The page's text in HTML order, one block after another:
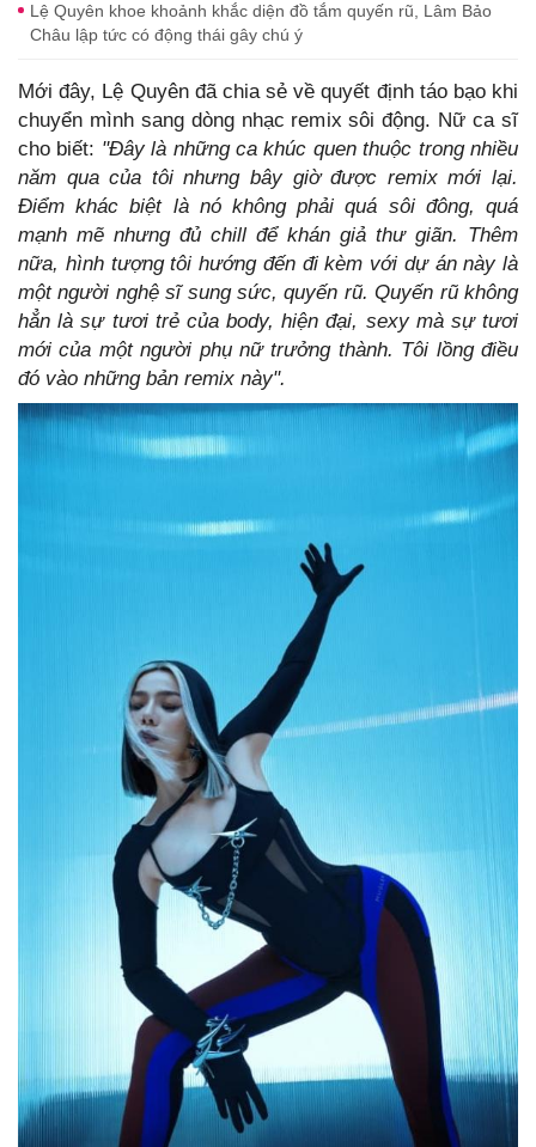
Lệ Quyên khoe khoảnh khắc diện đồ tắm quyến rũ, Lâm Bảo
Châu lập tức có động thái gây chú ý
Mới đây, Lệ Quyên đã chia sẻ về quyết định táo bạo khi
chuyển mình sang dòng nhạc remix sôi động. Nữ ca sĩ
cho biết: "Đây là những ca khúc quen thuộc trong nhiều
năm qua của tôi nhưng bây giờ được remix mới lại.
Điểm khác biệt là nó không phải quá sôi đông, quá
mạnh mẽ nhưng đủ chill để khán giả thư giãn. Thêm
nữa, hình tượng tôi hướng đến đi kèm với dự án này là
một người nghệ sĩ sung sức, quyến rũ. Quyến rũ không
hẳn là sự tươi trẻ của body, hiện đại, sexy mà sự tươi
mới của một người phụ nữ trưởng thành. Tôi lồng điều
đó vào những bản remix này".